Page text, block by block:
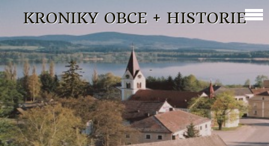
KRONIKY OBCE + HISTORIE